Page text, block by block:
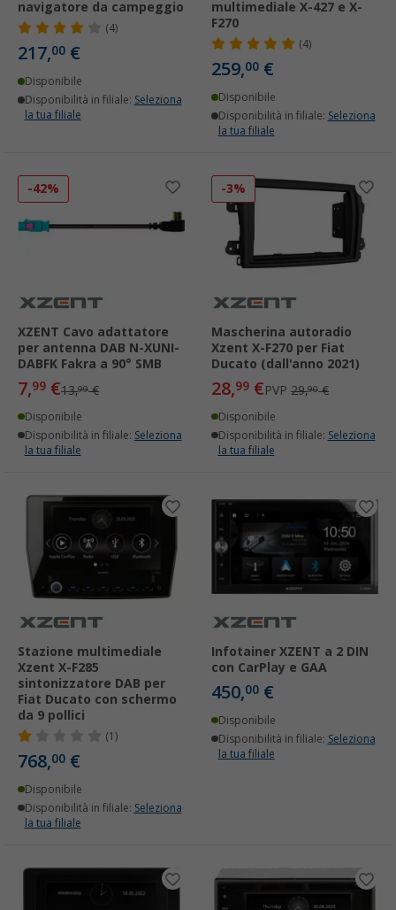
navigatore da campeggio
(4)
217,00 €
Disponibile
Disponibilità in filiale: Seleziona
la tua filiale
multimediale X-427 e X-
F270
(4)
259,00 €
Disponibile
Disponibilità in filiale: Seleziona
la tua filiale
-42%
XZENT Cavo adattatore
per antenna DAB N-XUNI-
DABFK Fakra a 90° SMB
7,99 €13,99€
Disponibile
Disponibilità in filiale: Seleziona
la tua filiale
-3%
Mascherina autoradio
Xzent X-F270 per Fiat
Ducato (dall'anno 2021)
28,99 €PVP 29,90€
Disponibile
Disponibilità in filiale: Seleziona
la tua filiale
Stazione multimediale
Xzent X-F285
sintonizzatore DAB per
Fiat Ducato con schermo
da 9 pollici
(1)
768,00 €
Disponibile
Disponibilità in filiale: Seleziona
la tua filiale
Infotainer XZENT a 2 DIN
con CarPlay e GAA
450,00 €
Disponibile
Disponibilità in filiale: Seleziona
la tua filiale